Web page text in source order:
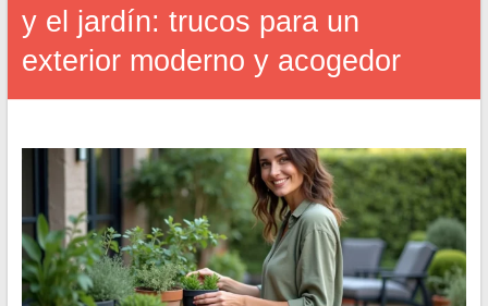
y el jardín: trucos para un
exterior moderno y acogedor